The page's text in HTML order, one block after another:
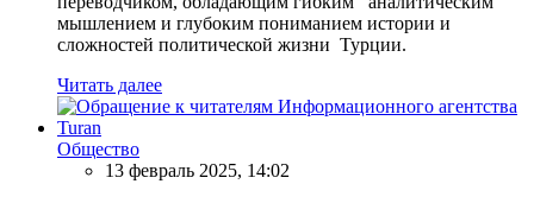
мышлением и глубоким пониманием истории и
сложностей политической жизни Турции.
Читать далее
Общество
13 февраль 2025, 14:02